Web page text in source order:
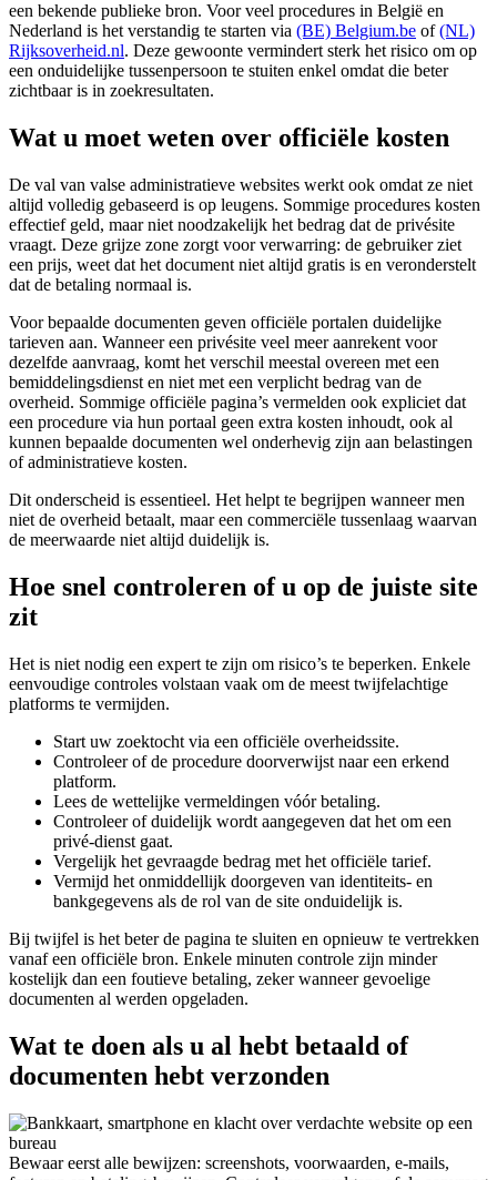
een bekende publieke bron. Voor veel procedures in België en
Nederland is het verstandig te starten via (BE) Belgium.be of(NL)
Rijksoverheid.nl. Deze gewoonte vermindert sterk het risico om op
een onduidelijke tussenpersoon te stuiten enkel omdat die beter
zichtbaar is in zoekresultaten.
Wat u moet weten over officiële kosten
De val van valse administratieve websites werkt ook omdat ze niet
altijd volledig gebaseerd is op leugens. Sommige procedures kosten
effectief geld, maar niet noodzakelijk het bedrag dat de privésite
vraagt. Deze grijze zone zorgt voor verwarring: de gebruiker ziet
een prijs, weet dat het document niet altijd gratis is en veronderstelt
dat de betaling normaal is.
Voor bepaalde documenten geven officiële portalen duidelijke
tarieven aan. Wanneer een privésite veel meer aanrekent voor
dezelfde aanvraag, komt het verschil meestal overeen met een
bemiddelingsdienst en niet met een verplicht bedrag van de
overheid. Sommige officiële pagina’s vermelden ook expliciet dat
een procedure via hun portaal geen extra kosten inhoudt, ook al
kunnen bepaalde documenten wel onderhevig zijn aan belastingen
of administratieve kosten.
Dit onderscheid is essentieel. Het helpt te begrijpen wanneer men
niet de overheid betaalt, maar een commerciële tussenlaag waarvan
de meerwaarde niet altijd duidelijk is.
Hoe snel controleren of u op de juiste site
zit
Het is niet nodig een expert te zijn om risico’s te beperken. Enkele
eenvoudige controles volstaan vaak om de meest twijfelachtige
platforms te vermijden.
Start uw zoektocht via een officiële overheidssite.
Controleer of de procedure doorverwijst naar een erkend
platform.
Lees de wettelijke vermeldingen vóór betaling.
Controleer of duidelijk wordt aangegeven dat het om een
privé-dienst gaat.
Vergelijk het gevraagde bedrag met het officiële tarief.
Vermijd het onmiddellijk doorgeven van identiteits- en
bankgegevens als de rol van de site onduidelijk is.
Bij twijfel is het beter de pagina te sluiten en opnieuw te vertrekken
vanaf een officiële bron. Enkele minuten controle zijn minder
kostelijk dan een foutieve betaling, zeker wanneer gevoelige
documenten al werden opgeladen.
Wat te doen als u al hebt betaald of
documenten hebt verzonden
Bewaar eerst alle bewijzen: screenshots, voorwaarden, e-mails,